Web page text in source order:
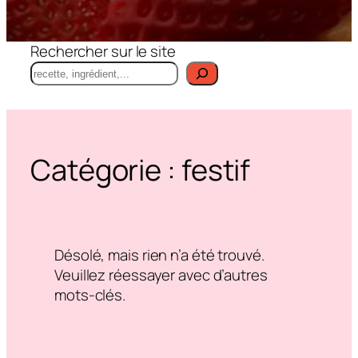
Rechercher sur le site
Catégorie : festif
Désolé, mais rien n’a été trouvé.
Veuillez réessayer avec d’autres
mots-clés.